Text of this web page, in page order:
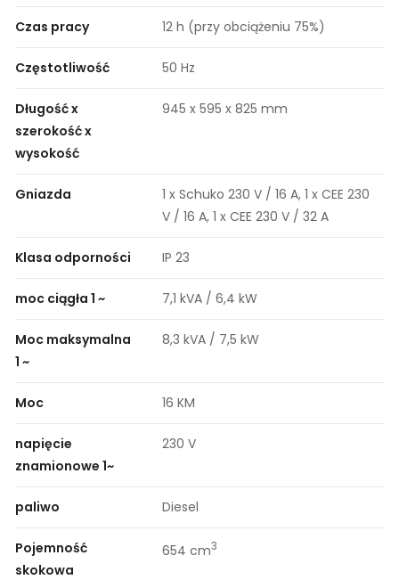
Czas pracy 12 h (przy obciążeniu 75%)
Częstotliwość 50 Hz
Długość x
szerokość x
wysokość
945 x 595 x 825 mm
Gniazda
1 x Schuko 230 V / 16 A, 1 x CEE 230
V / 16 A, 1 x CEE 230 V / 32 A
Klasa odporności IP 23
moc ciągła 1 ~ 7,1 kVA / 6,4 kW
Moc maksymalna
1 ~
8,3 kVA / 7,5 kW
Moc 16 KM
napięcie
znamionowe 1~
230 V
paliwo Diesel
Pojemność
skokowa
654 cm3